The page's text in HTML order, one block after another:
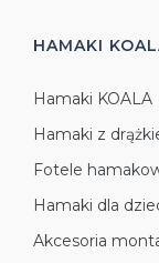
HAMAKI
Hamaki KOALA
Hamaki z
Fotele
Hamaki dla
Akcesoria